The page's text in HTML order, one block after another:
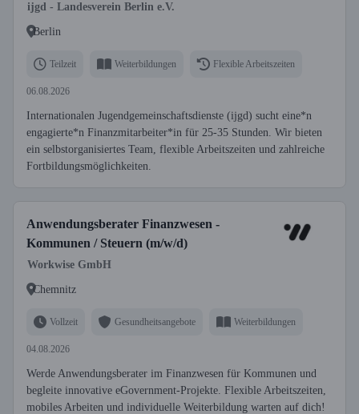
ijgd - Landesverein Berlin e.V.
Berlin
Teilzeit Weiterbildungen Flexible Arbeitszeiten
06.08.2026
Internationalen Jugendgemeinschaftsdienste (ijgd) sucht eine*n
engagierte*n Finanzmitarbeiter*in für 25-35 Stunden. Wir bieten
ein selbstorganisiertes Team, flexible Arbeitszeiten und zahlreiche
Fortbildungsmöglichkeiten.
Anwendungsberater Finanzwesen -
Kommunen / Steuern (m/w/d)
Workwise GmbH
Chemnitz
Vollzeit Gesundheitsangebote Weiterbildungen
04.08.2026
Werde Anwendungsberater im Finanzwesen für Kommunen und
begleite innovative eGovernment-Projekte. Flexible Arbeitszeiten,
mobiles Arbeiten und individuelle Weiterbildung warten auf dich!